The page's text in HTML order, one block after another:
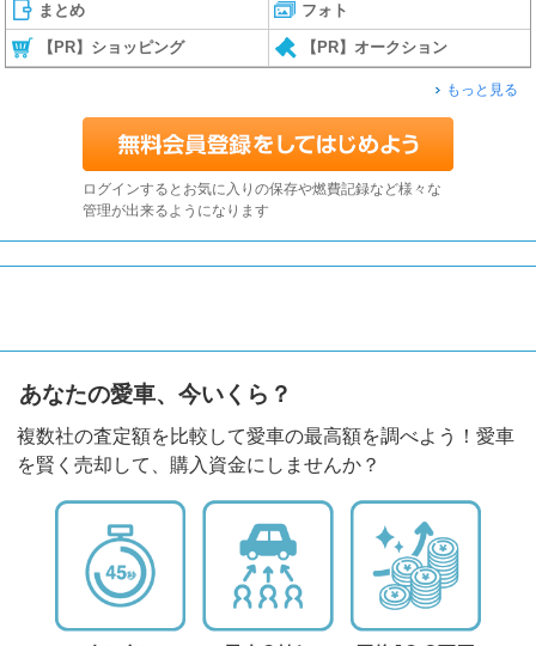
まとめ フォト
【PR】ショッピング 【PR】オークション
もっと見る
ログインするとお気に入りの保存や燃費記録など様々な
管理が出来るようになります
あなたの愛車、今いくら？
複数社の査定額を比較して愛車の最高額を調べよう！愛車
を賢く売却して、購入資金にしませんか？